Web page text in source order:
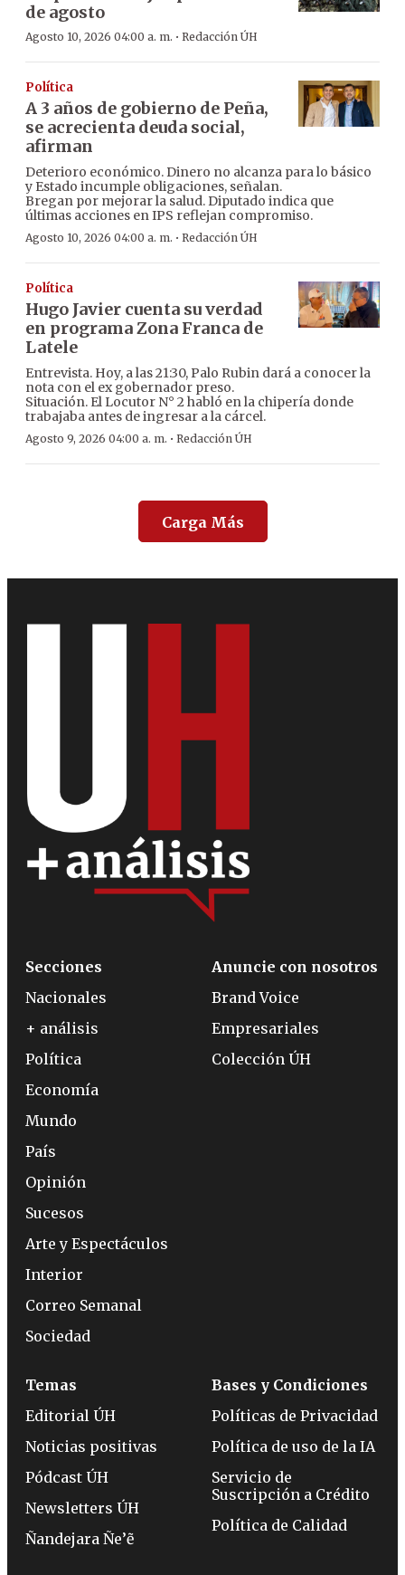
de agosto
Agosto 10, 2026 04:00 a. m. · Redacción ÚH
Política
A 3 años de gobierno de Peña,
se acrecienta deuda social,
afirman
Deterioro económico. Dinero no alcanza para lo básico
y Estado incumple obligaciones, señalan.
Bregan por mejorar la salud. Diputado indica que
últimas acciones en IPS reflejan compromiso.
Agosto 10, 2026 04:00 a. m. · Redacción ÚH
Política
Hugo Javier cuenta su verdad
en programa Zona Franca de
Latele
Entrevista. Hoy, a las 21:30, Palo Rubin dará a conocer la
nota con el ex gobernador preso.
Situación. El Locutor N° 2 habló en la chipería donde
trabajaba antes de ingresar a la cárcel.
Agosto 9, 2026 04:00 a. m. · Redacción ÚH
Carga Más
Secciones
Nacionales
+ análisis
Política
Economía
Mundo
País
Opinión
Sucesos
Arte y Espectáculos
Interior
Correo Semanal
Sociedad
Anuncie con nosotros
Brand Voice
Empresariales
Colección ÚH
Temas
Editorial ÚH
Noticias positivas
Pódcast ÚH
Newsletters ÚH
Ñandejara Ñe’ẽ
Bases y Condiciones
Políticas de Privacidad
Política de uso de la IA
Servicio de
Suscripción a Crédito
Política de Calidad